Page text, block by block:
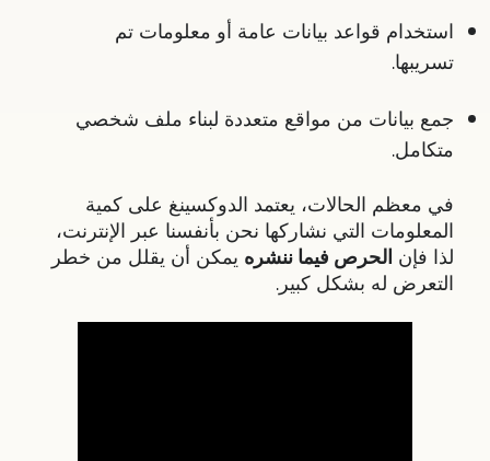
استخدام قواعد بيانات عامة أو معلومات تم
تسريبها.
جمع بيانات من مواقع متعددة لبناء ملف شخصي
متكامل.
في معظم الحالات، يعتمد الدوكسينغ على كمية
المعلومات التي نشاركها نحن بأنفسنا عبر الإنترنت،
لذا فإن الحرص فيما ننشره يمكن أن يقلل من خطر
التعرض له بشكل كبير.